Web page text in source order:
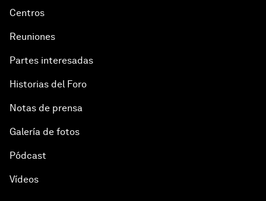
Centros
Reuniones
Partes interesadas
Historias del Foro
Notas de prensa
Galería de fotos
Pódcast
Vídeos